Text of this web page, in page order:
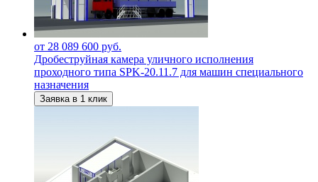
от 28 089 600 руб.
Дробеструйная камера уличного исполнения
проходного типа SPK-20.11.7 для машин специального
назначения
Заявка в 1 клик